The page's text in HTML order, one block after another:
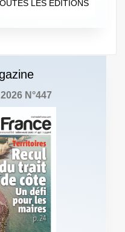
LES ÉDITIONS
N°447